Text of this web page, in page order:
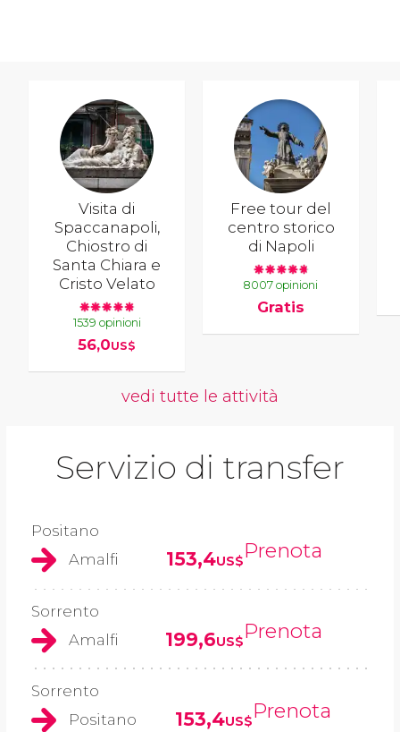
Visita di
Spaccanapoli,
Chiostro di
Santa Chiara e
Cristo Velato
1539 opinioni
56,0US$
Free tour del
centro storico
di Napoli
8007 opinioni
Gratis
vedi tutte le attività
Servizio di transfer
Positano
Amalfi
153,4US$Prenota
Sorrento
Amalfi
199,6US$Prenota
Sorrento
Positano
153,4US$Prenota